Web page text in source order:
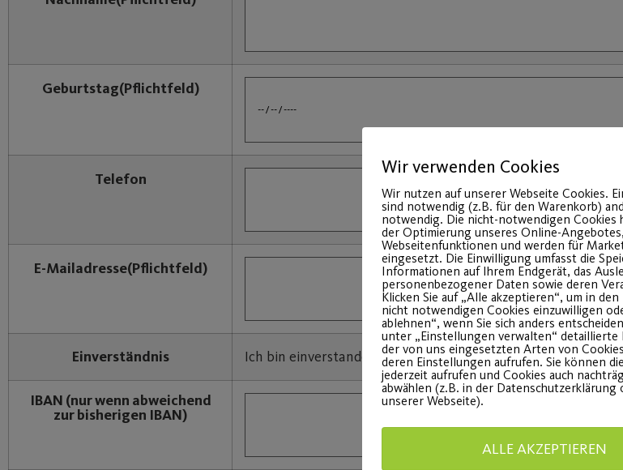
Geburtstag(Pflichtfeld)
Telefon
E-Mailadresse(Pflichtfeld)
Einverständnis Ich bin einverstanden, dass die Kursgebühr von folgendem
IBAN (nur wenn abweichend
zur bisherigen IBAN)
Wir verwenden Cookies
Wir nutzen auf unserer Webseite Cookies.
sind notwendig (z.B. für den Warenkorb)
notwendig. Die nicht-notwendigen Cookies
der Optimierung unseres Online-
Webseitenfunktionen und werden für
eingesetzt. Die Einwilligung umfasst die
Informationen auf Ihrem Endgerät, das
personenbezogener Daten sowie deren
Klicken Sie auf „Alle akzeptieren“, um in den
nicht notwendigen Cookies einzuwilligen
ablehnen“, wenn Sie sich anders
unter „Einstellungen verwalten“
der von uns eingesetzten Arten von
deren Einstellungen aufrufen. Sie können
jederzeit aufrufen und Cookies auch
abwählen (z.B. in der Datenschutzerklärung
unserer Webseite).
ALLE AKZEPTIEREN